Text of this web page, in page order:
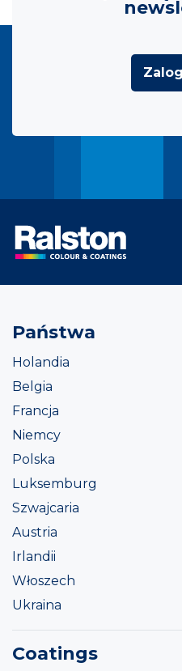
Państwa
Holandia
Belgia
Francja
Niemcy
Polska
Luksemburg
Szwajcaria
Austria
Irlandii
Włoszech
Ukraina
Coatings